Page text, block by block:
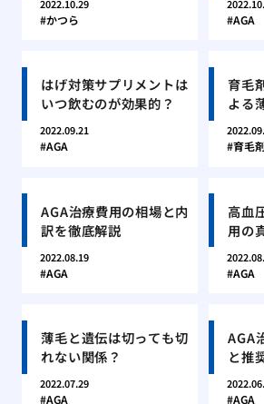
2022.10.29
かつら AGA
はげ対策サプリメントは
いつ飲むのが効果的？
2022.09.21
AGA
育毛
よる
育毛
AGA治療費用の相場と内
訳を徹底解説
2022.08.19
AGA
高血
用の
AGA
薄毛と遺伝は切っても切
れない関係？
2022.07.29
AGA
AGA
と推
AGA